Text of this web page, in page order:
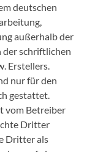
deutschen
außerhalb der
der schriftlichen
Erstellers.
nur für den
gestattet.
vom Betreiber
Dritter
Dritter als